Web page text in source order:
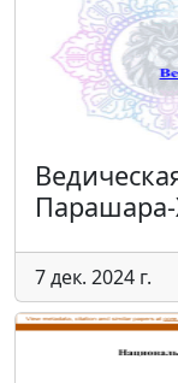
7 дек. 2024 г.